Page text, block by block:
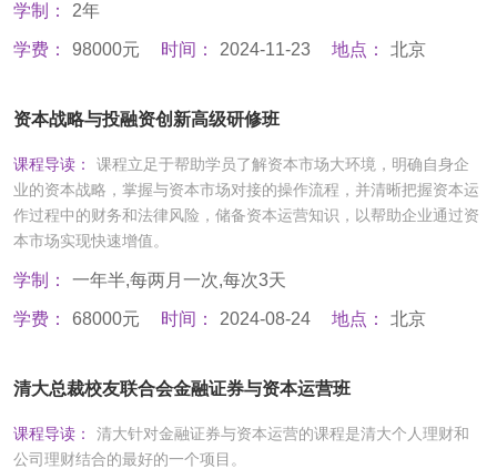
学制： 2年
学费： 98000元 时间： 2024-11-23 地点： 北京
资本战略与投融资创新高级研修班
课程导读：
课程立足于帮助学员了解资本市场大环境，明确自身企
业的资本战略，掌握与资本市场对接的操作流程，并清晰把握资本运
作过程中的财务和法律风险，储备资本运营知识，以帮助企业通过资
本市场实现快速增值。
学制： 一年半,每两月一次,每次3天
学费： 68000元 时间： 2024-08-24 地点： 北京
清大总裁校友联合会金融证券与资本运营班
课程导读：
清大针对金融证券与资本运营的课程是清大个人理财和
公司理财结合的最好的一个项目。